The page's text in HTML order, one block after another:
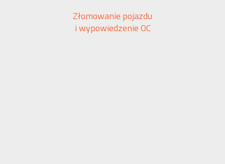
Złomowanie pojazdu
i wypowiedzenie OC